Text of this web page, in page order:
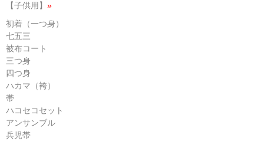
【子供用】 »
初着（一つ身）
七五三
被布コート
三つ身
四つ身
ハカマ（袴）
帯
ハコセコセット
アンサンブル
兵児帯